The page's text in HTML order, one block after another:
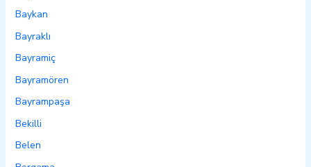
Baykan
Bayraklı
Bayramiç
Bayramören
Bayrampaşa
Bekilli
Belen